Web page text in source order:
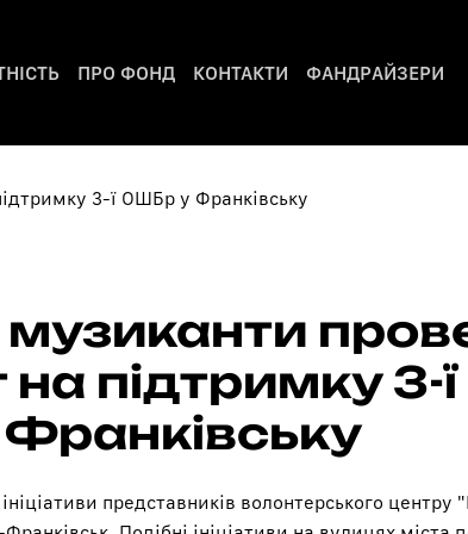
ПРО ФОНД КОНТАКТИ ФАНДРАЙЗЕРИ
музиканти
підтримку 3-ї
представників волонтерського центру